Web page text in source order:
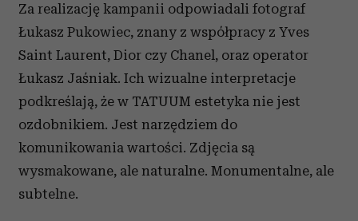
Za realizację kampanii odpowiadali fotograf
Łukasz Pukowiec, znany z współpracy z Yves
Saint Laurent, Dior czy Chanel, oraz operator
Łukasz Jaśniak. Ich wizualne interpretacje
podkreślają, że w TATUUM estetyka nie jest
ozdobnikiem. Jest narzędziem do
komunikowania wartości. Zdjęcia są
wysmakowane, ale naturalne. Monumentalne, ale
subtelne.